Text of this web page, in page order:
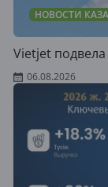
НОВОСТИ
Vietjet подвела
06.08.2026